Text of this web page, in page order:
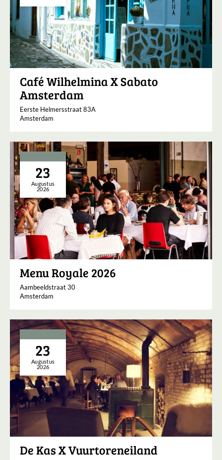
Café Wilhelmina X Sabato
Amsterdam
Eerste Helmersstraat 83A
Amsterdam
23
Augustus
2026
Menu Royale 2026
Aambeeldstraat 30
Amsterdam
23
Augustus
2026
De Kas X Vuurtoreneiland